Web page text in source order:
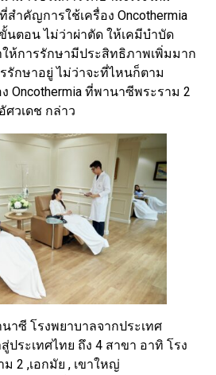
ำคัญการใช้เครื่อง Oncothermia
นตอน ไม่ว่าผ่าตัด ให้เคมีบำบัด
ห้การรักษามีประสิทธิภาพเพิ่มมาก
รักษาอยู่ ไม่ว่าจะที่ไหนก็ตาม
Oncothermia ที่พานาซีพระราม 2
ศวเดช กล่าว
าซี โรงพยาบาลจากประเทศ
ประเทศไทย ถึง 4 สาขา อาทิ โรง
2 ,เอกมัย , เขาใหญ่